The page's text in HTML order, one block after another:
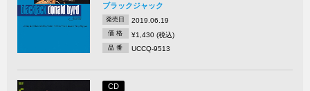
ブラックジャック
発売日 2019.06.19
価 格 ¥1,430 (税込)
品 番 UCCQ-9513
CD